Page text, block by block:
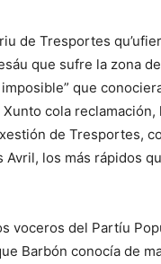
de Tresportes
que sufre la zona
que
cola
de Tresportes,
los más rápidos
voceros del Partíu
Barbón conocía de